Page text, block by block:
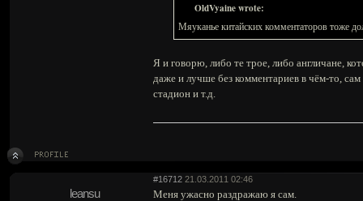
OldVyaine wrote:
Мяуканье китайских комментаторов тоже
Я и говорю, либо те трое, либо англичане,
даже и лучше без комментариев в чём-то,
стадион и т.д.
#16712 21.03.2011 02:46
leansu
Меня ужасно раздражаю я сам.